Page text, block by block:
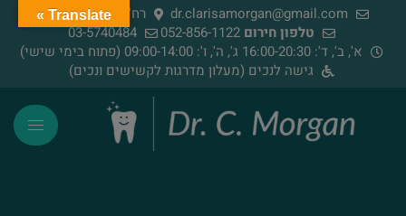
dr.clarisamorgan@gmail.com
רח' הירדן 91, רמת גן
טלפון חירום
03-5740484
א', ב', ד': 16:00-20:30 ג', ה', ו': 09:00-14:00 (פתוח בימי שישי)
גישה לנכים (מעלון מדרגות לקשישים ונכים)
Translate »